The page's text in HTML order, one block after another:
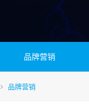
品牌营销
品牌营销